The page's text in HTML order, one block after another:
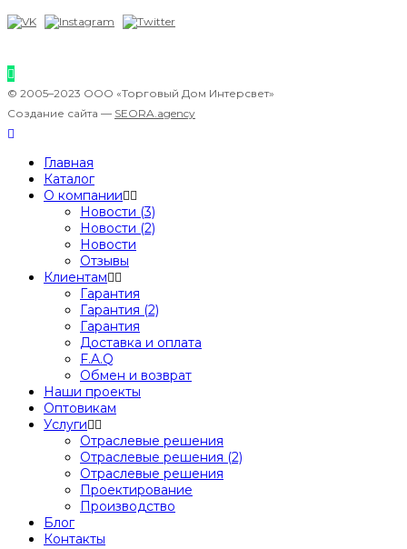
© 2005–2023 ООО «Торговый Дом Интерсвет»
Создание сайта — SEORA.agency
Главная
Каталог
О компании
Новости (3)
Новости (2)
Новости
Отзывы
Клиентам
Гарантия
Гарантия (2)
Гарантия
Доставка и оплата
F.A.Q
Обмен и возврат
Наши проекты
Оптовикам
Услуги
Отраслевые решения
Отраслевые решения (2)
Отраслевые решения
Проектирование
Производство
Блог
Контакты